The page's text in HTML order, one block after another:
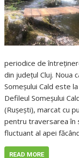
periodice de
din județul Cluj. Noua
Someșului Cald este
Defileul Someșului
(Rușești), marcat cu
pentru traversarea în
fluctuant al apei
READ MORE